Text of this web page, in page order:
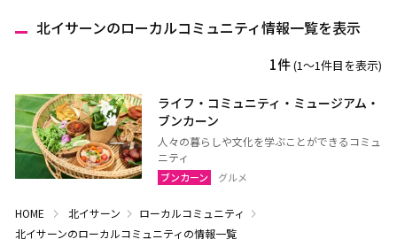
北イサーンのローカルコミュニティ情報一覧を表示
1件(1〜1件目を表示)
ライフ・コミュニティ・ミュージアム・
ブンカーン
人々の暮らしや文化を学ぶことができるコミュ
ニティ
ブンカーン グルメ
HOME 北イサーン
ローカルコミュニティ
北イサーンのローカルコミュニティの情報一覧